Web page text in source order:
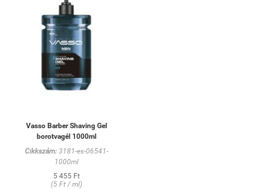
Vasso Barber Shaving Gel
borotvagél 1000ml
Cikkszám:3181-es-06541-
1000ml
5 455 Ft
(5 Ft / ml)